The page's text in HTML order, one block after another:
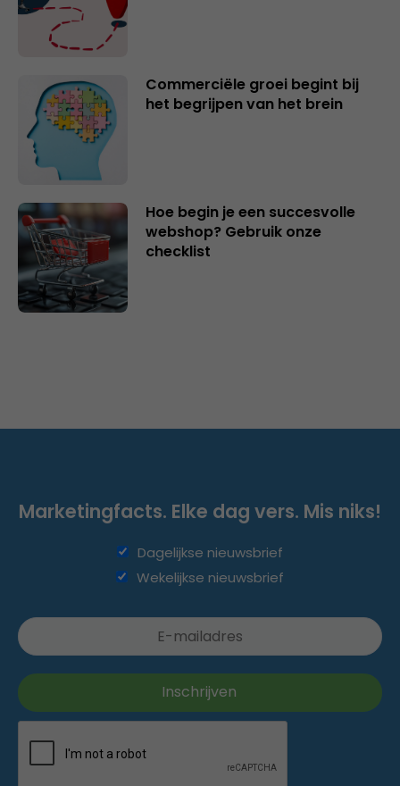
Commerciële groei begint bij
het begrijpen van het brein
Hoe begin je een succesvolle
webshop? Gebruik onze
checklist
Marketingfacts. Elke dag vers. Mis niks!
Dagelijkse nieuwsbrief
Wekelijkse nieuwsbrief